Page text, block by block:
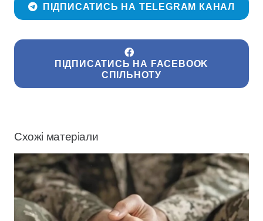
ПІДПИСАТИСЬ НА TELEGRAM КАНАЛ
ПІДПИСАТИСЬ НА FACEBOOK
СПІЛЬНОТУ
Схожі матеріали